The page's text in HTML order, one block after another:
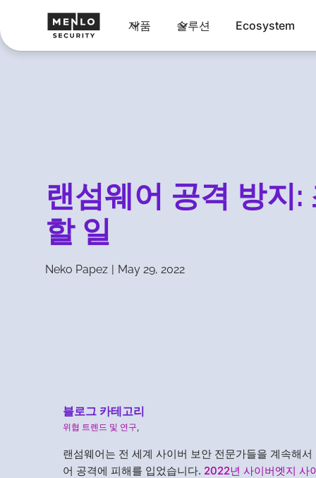
제품 솔루션 Ecosystem
랜섬웨어 공격 방지:
할 일
Neko Papez | May 29, 2022
블로그 카테고리
위협 트렌드 및 연구
랜섬웨어는 전 세계 사이버 보안 전문가들을 계속해
어 공격에 피해를 입었습니다. 2022년 사이버엣지 사